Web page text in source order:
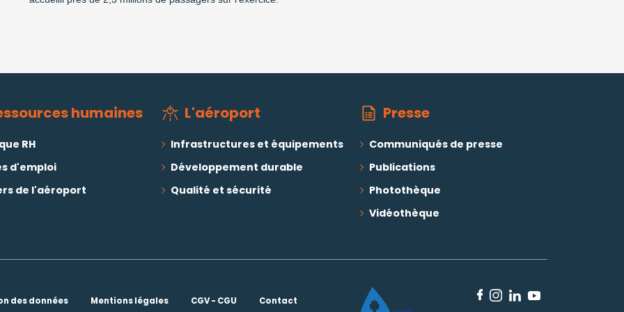
humaines
RH
d'emploi
de l'aéroport
L'aéroport
Infrastructures et équipements
Développement durable
Qualité et sécurité
Presse
Communiqués de presse
Publications
Photothèque
Vidéothèque
des données Mentions légales CGV - CGU Contact